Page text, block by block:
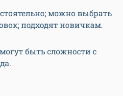
можно выбрать
подходят новичкам.
быть сложности с